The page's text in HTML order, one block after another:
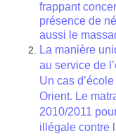
frappant
présence de
aussi le
La manière
au service de
Un cas
Orient. Le
2010/2011
illégale contre